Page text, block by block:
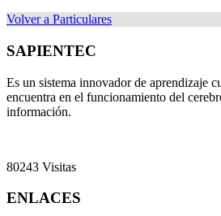
Volver a Particulares
SAPIENTEC
Es un sistema innovador de aprendizaje
encuentra en el funcionamiento del
información.
80243 Visitas
ENLACES